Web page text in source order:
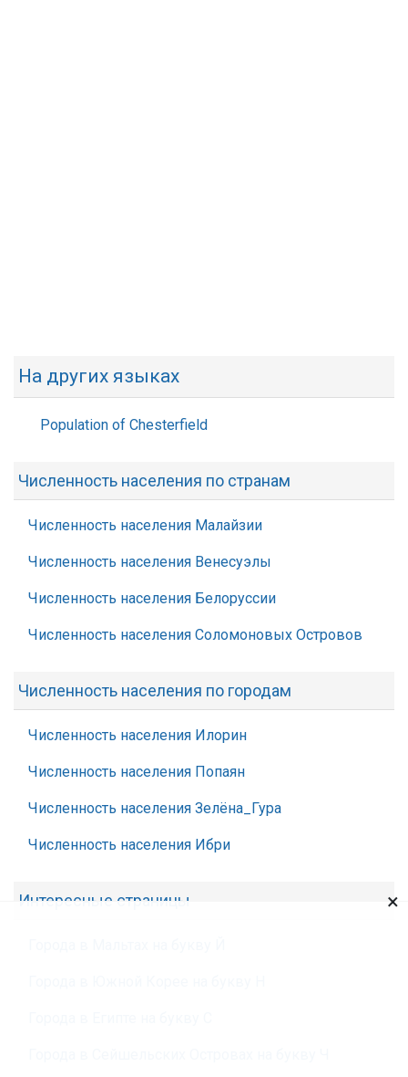
На других языках
Population of Chesterfield
Численность населения по странам
Численность населения Малайзии
Численность населения Венесуэлы
Численность населения Белоруссии
Численность населения Соломоновых Островов
Численность населения по городам
Численность населения Илорин
Численность населения Попаян
Численность населения Зелёна_Гура
Численность населения Ибри
Интересные страницы ×